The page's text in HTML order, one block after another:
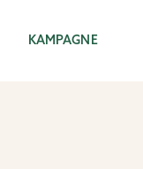
KAMPAGNE